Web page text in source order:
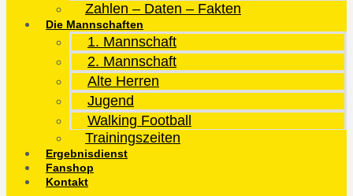
Zahlen – Daten – Fakten
Die Mannschaften
1. Mannschaft
2. Mannschaft
Alte Herren
Jugend
Walking Football
Trainingszeiten
Ergebnisdienst
Fanshop
Kontakt